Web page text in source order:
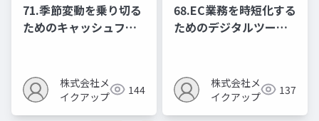
71.季節変動を乗り切る
ためのキャッシュフロ
株式会社メ
イクアップ
144
68.EC業務を時短化する
ためのデジタルツール
株式会社メ
イクアップ
137